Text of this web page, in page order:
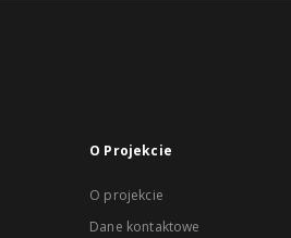
O Projekcie
O projekcie
Dane kontaktowe